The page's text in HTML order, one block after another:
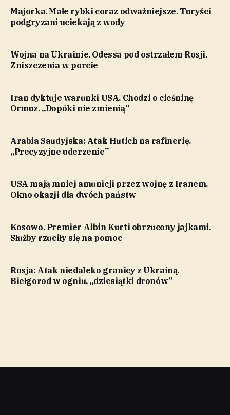
Majorka. Małe rybki coraz odważniejsze. Turyści
podgryzani uciekają z wody
Wojna na Ukrainie. Odessa pod ostrzałem Rosji.
Zniszczenia w porcie
Iran dyktuje warunki USA. Chodzi o cieśninę
Ormuz. „Dopóki nie zmienią”
Arabia Saudyjska: Atak Hutich na rafinerię.
„Precyzyjne uderzenie”
USA mają mniej amunicji przez wojnę z Iranem.
Okno okazji dla dwóch państw
Kosowo. Premier Albin Kurti obrzucony jajkami.
Służby rzuciły się na pomoc
Rosja: Atak niedaleko granicy z Ukrainą.
Biełgorod w ogniu, „dziesiątki dronów”